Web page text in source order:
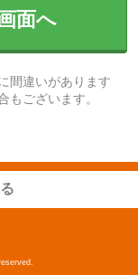
面へ
間違いがあります
もございます。